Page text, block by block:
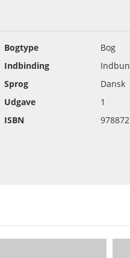
Bogtype
Bog
Indbinding
Sprog
Dansk
Udgave
1
ISBN